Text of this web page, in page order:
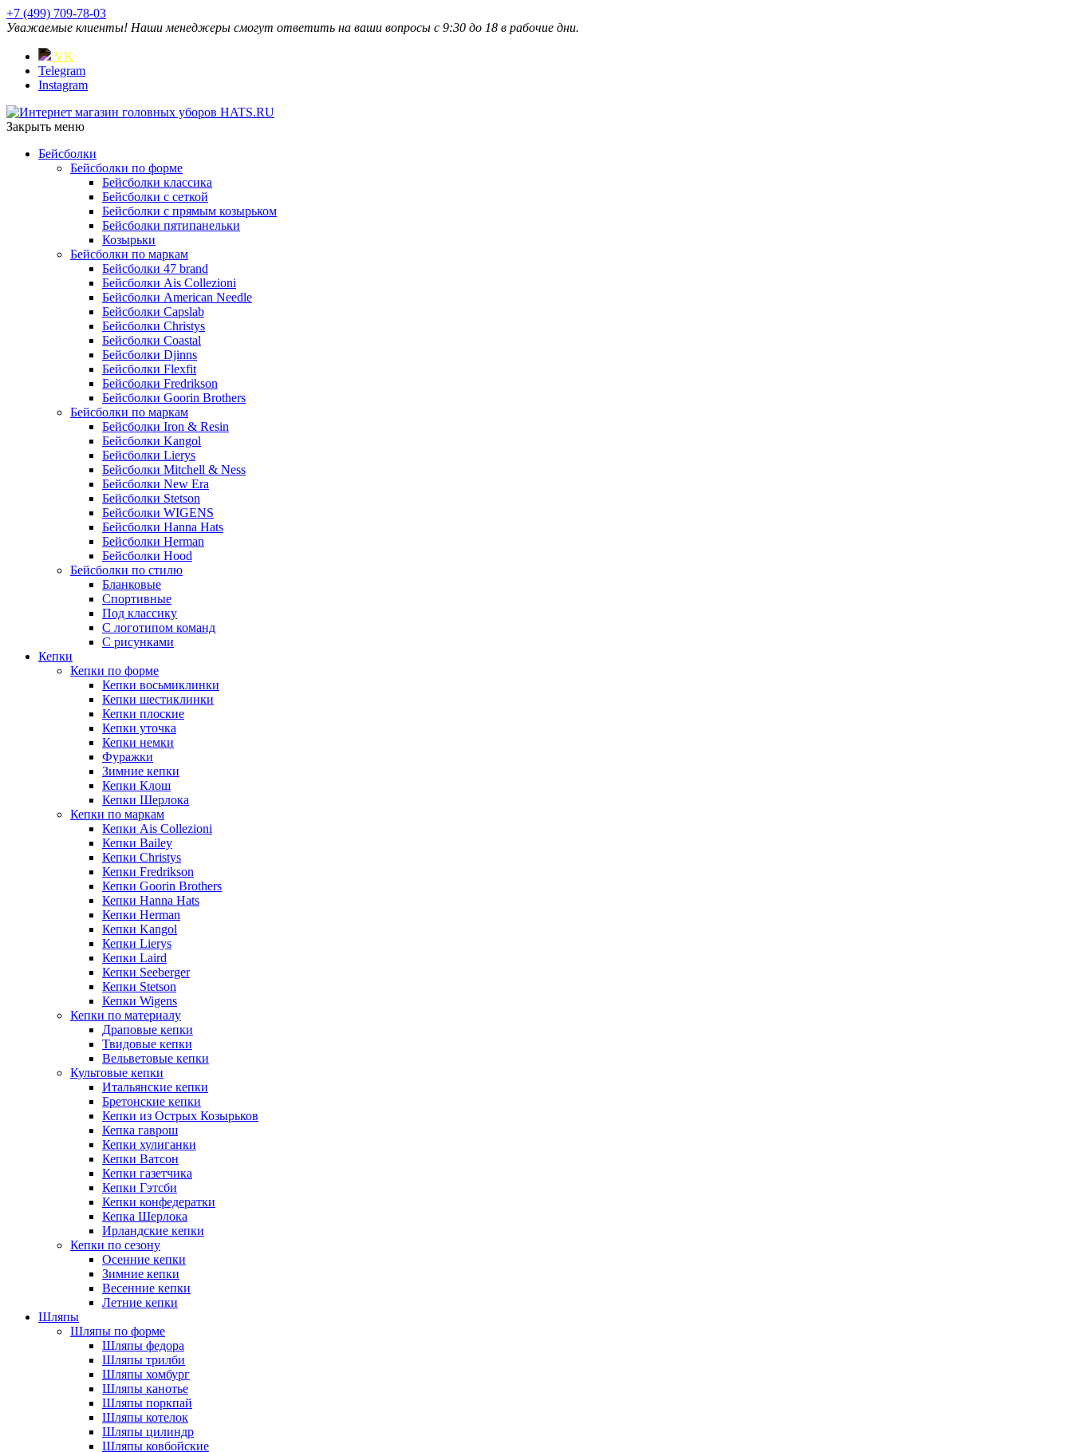
+7 (499) 709-78-03
Уважаемые клиенты! Наши менеджеры смогут ответить на ваши вопросы с 9:30 до 18 в рабочие дни.
VK
Telegram
Instagram
Закрыть меню
Бейсболки
Бейсболки по форме
Бейсболки классика
Бейсболки с сеткой
Бейсболки с прямым козырьком
Бейсболки пятипанельки
Козырьки
Бейсболки по маркам
Бейсболки 47 brand
Бейсболки Ais Collezioni
Бейсболки American Needle
Бейсболки Capslab
Бейсболки Christys
Бейсболки Coastal
Бейсболки Djinns
Бейсболки Flexfit
Бейсболки Fredrikson
Бейсболки Goorin Brothers
Бейсболки по маркам
Бейсболки Iron & Resin
Бейсболки Kangol
Бейсболки Lierys
Бейсболки Mitchell & Ness
Бейсболки New Era
Бейсболки Stetson
Бейсболки WIGENS
Бейсболки Hanna Hats
Бейсболки Herman
Бейсболки Hood
Бейсболки по стилю
Бланковые
Спортивные
Под классику
С логотипом команд
С рисунками
Кепки
Кепки по форме
Кепки восьмиклинки
Кепки шестиклинки
Кепки плоские
Кепки уточка
Кепки немки
Фуражки
Зимние кепки
Кепки Клош
Кепки Шерлока
Кепки по маркам
Кепки Ais Collezioni
Кепки Bailey
Кепки Christys
Кепки Fredrikson
Кепки Goorin Brothers
Кепки Hanna Hats
Кепки Herman
Кепки Kangol
Кепки Lierys
Кепки Laird
Кепки Seeberger
Кепки Stetson
Кепки Wigens
Кепки по материалу
Драповые кепки
Твидовые кепки
Вельветовые кепки
Культовые кепки
Итальянские кепки
Бретонские кепки
Кепки из Острых Козырьков
Кепка гаврош
Кепки хулиганки
Кепки Ватсон
Кепки газетчика
Кепки Гэтсби
Кепки конфедератки
Кепка Шерлока
Ирландские кепки
Кепки по сезону
Осенние кепки
Зимние кепки
Весенние кепки
Летние кепки
Шляпы
Шляпы по форме
Шляпы федора
Шляпы трилби
Шляпы хомбург
Шляпы канотье
Шляпы поркпай
Шляпы котелок
Шляпы цилиндр
Шляпы ковбойские